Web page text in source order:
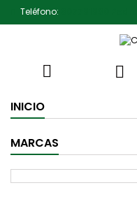
Teléfono:
 
INICIO
MARCAS